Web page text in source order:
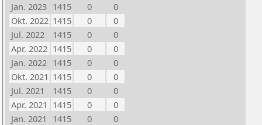
Jan. 2023 1415 0
0
Okt. 2022 1415 0
0
Jul. 2022
1415 0
0
Apr. 2022 1415 0
0
Jan. 2022 1415 0
0
Okt. 2021 1415 0
0
Jul. 2021
1415 0
0
Apr. 2021 1415 0
0
Jan. 2021
1415 0
0